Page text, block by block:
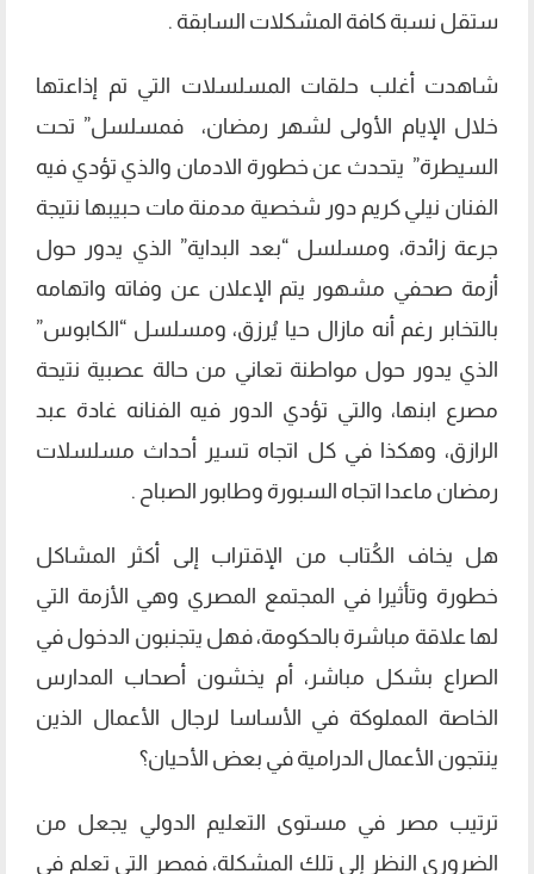
ستقل نسبة كافة المشكلات السابقة .
شاهدت أغلب حلقات المسلسلات التي تم إذاعتها
خلال الإيام الأولى لشهر رمضان، فمسلسل” تحت
السيطرة” يتحدث عن خطورة الادمان والذي تؤدي فيه
الفنان نيلي كريم دور شخصية مدمنة مات حبيبها نتيجة
جرعة زائدة، ومسلسل “بعد البداية” الذي يدور حول
أزمة صحفي مشهور يتم الإعلان عن وفاته واتهامه
بالتخابر رغم أنه مازال حيا يُرزق، ومسلسل “الكابوس”
الذي يدور حول مواطنة تعاني من حالة عصبية نتيحة
مصرع ابنها، والتي تؤدي الدور فيه الفنانه غادة عبد
الرازق، وهكذا في كل اتجاه تسير أحداث مسلسلات
رمضان ماعدا اتجاه السبورة وطابور الصباح .
هل يخاف الكُتاب من الإقتراب إلى أكثر المشاكل
خطورة وتأثيرا في المجتمع المصري وهي الأزمة التي
لها علاقة مباشرة بالحكومة، فهل يتجنبون الدخول في
الصراع بشكل مباشر، أم يخشون أصحاب المدارس
الخاصة المملوكة في الأساسا لرجال الأعمال الذين
ينتجون الأعمال الدرامية في بعض الأحيان؟
ترتيب مصر في مستوى التعليم الدولي يجعل من
الضروري النظر إلى تلك المشكلة، فمصر التي تعلم في